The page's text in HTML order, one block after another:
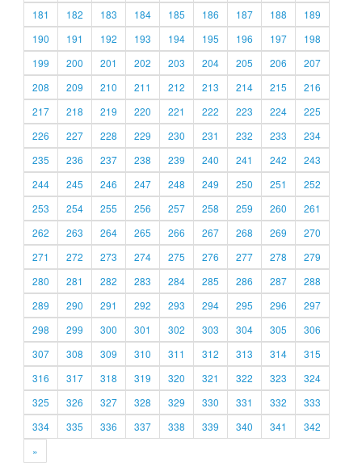
181
182 183 184 185 186 187 188
189
190
191 192 193 194 195 196 197
198
199
200 201 202 203 204 205 206
207
208
209 210 211 212 213 214 215
216
217
218 219 220 221 222 223 224
225
226
227 228 229 230 231 232 233
234
235
236 237 238 239 240 241 242
243
244
245 246 247 248 249 250 251
252
253
254 255 256 257 258 259 260
261
262
263 264 265 266 267 268 269
270
271
272 273 274 275 276 277 278
279
280
281 282 283 284 285 286 287
288
289
290 291 292 293 294 295 296
297
298
299 300 301 302 303 304 305
306
307
308 309 310 311 312 313 314
315
316
317 318 319 320 321 322 323
324
325
326 327 328 329 330 331 332
333
334
335 336 337 338 339 340 341
342
»